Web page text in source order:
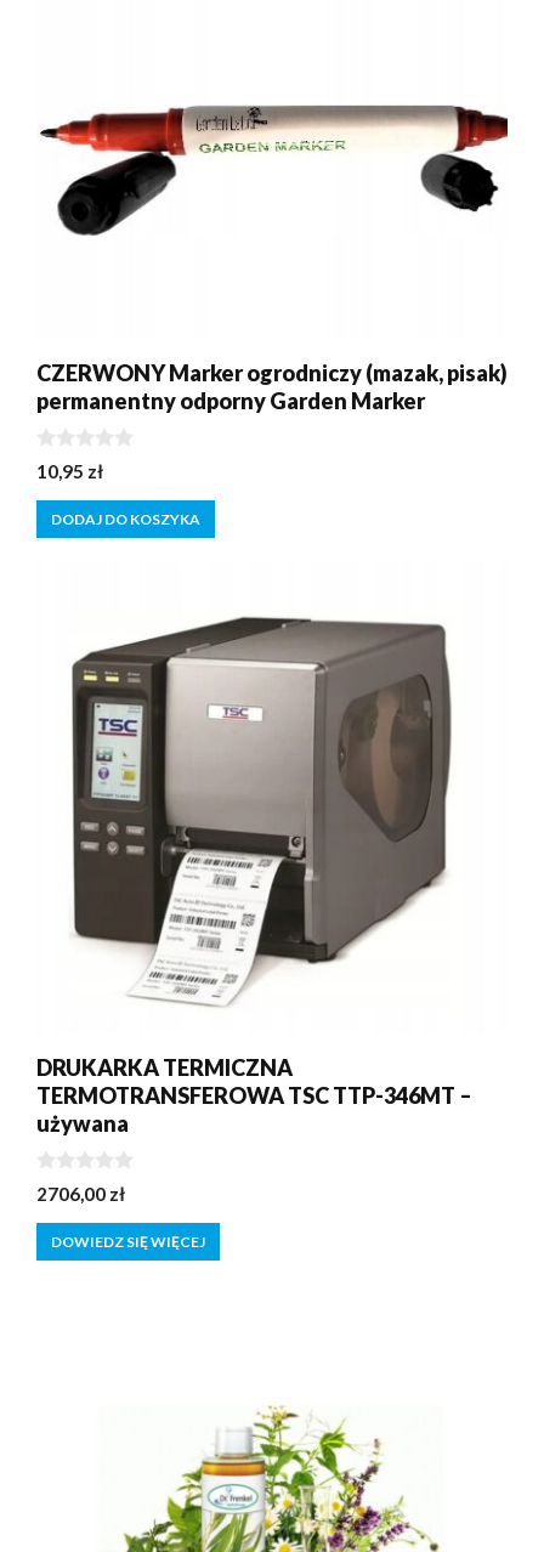
CZERWONY Marker ogrodniczy (mazak, pisak)
permanentny odporny Garden Marker
0
z
5
10,95 zł
DODAJ DO KOSZYKA
DRUKARKA TERMICZNA
TERMOTRANSFEROWA TSC TTP-346MT –
używana
0
z
5
2706,00 zł
DOWIEDZ SIĘ WIĘCEJ